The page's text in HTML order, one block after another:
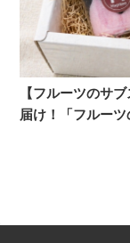
【フルーツのサ
届け！「フルー